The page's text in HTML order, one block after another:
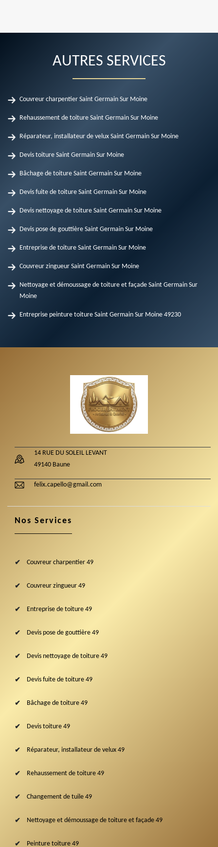
AUTRES SERVICES
Couvreur charpentier Saint Germain Sur Moine
Rehaussement de toiture Saint Germain Sur Moine
Réparateur, installateur de velux Saint Germain Sur Moine
Devis toiture Saint Germain Sur Moine
Bâchage de toiture Saint Germain Sur Moine
Devis fuite de toiture Saint Germain Sur Moine
Devis nettoyage de toiture Saint Germain Sur Moine
Devis pose de gouttière Saint Germain Sur Moine
Entreprise de toiture Saint Germain Sur Moine
Couvreur zingueur Saint Germain Sur Moine
Nettoyage et démoussage de toiture et façade Saint Germain Sur
Moine
Entreprise peinture toiture Saint Germain Sur Moine 49230
14 RUE DU SOLEIL LEVANT
49140 Baune
felix.capello@gmail.com
Nos Services
Couvreur charpentier 49
Couvreur zingueur 49
Entreprise de toiture 49
Devis pose de gouttière 49
Devis nettoyage de toiture 49
Devis fuite de toiture 49
Bâchage de toiture 49
Devis toiture 49
Réparateur, installateur de velux 49
Rehaussement de toiture 49
Changement de tuile 49
Nettoyage et démoussage de toiture et façade 49
Peinture toiture 49